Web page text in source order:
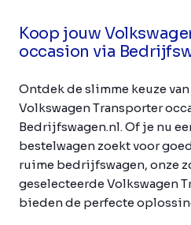
Koop jouw
occasion via
Ontdek de slimme keuze
Volkswagen Transporter
Bedrijfswagen.nl. Of je nu
bestelwagen zoekt voor
ruime bedrijfswagen, onze
geselecteerde Volkswagen
bieden de perfecte